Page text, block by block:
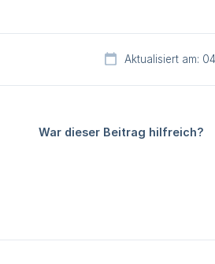
Aktualisiert am:
War dieser Beitrag hilfreich?